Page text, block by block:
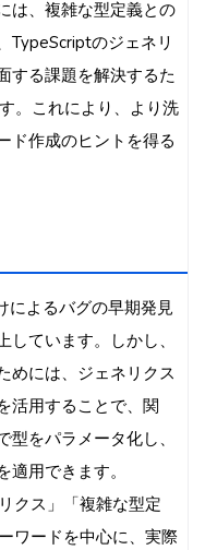
て効率的な型操作
メントやドキュメン
タリングで型の安
ット
の応用
Utility Typesの組み
シューティング
は、複雑な型定義との
TypeScriptのジェネリ
する課題を解決するた
。これにより、より洗
ド作成のヒントを得る
によるバグの早期発見
ています。しかし、
めには、ジェネリクス
活用することで、関
をパラメータ化し、
用できます。
クス」「複雑な型定
ワードを中心に、実際